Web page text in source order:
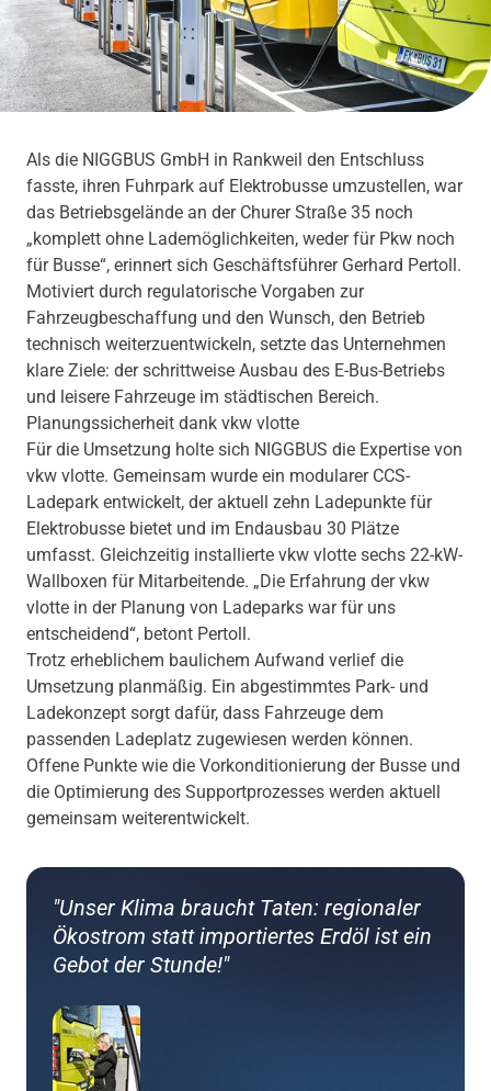
Als die NIGGBUS GmbH in Rankweil den Entschluss
fasste, ihren Fuhrpark auf Elektrobusse umzustellen, war
das Betriebsgelände an der Churer Straße 35 noch
„komplett ohne Lademöglichkeiten, weder für Pkw noch
für Busse“, erinnert sich Geschäftsführer Gerhard Pertoll.
Motiviert durch regulatorische Vorgaben zur
Fahrzeugbeschaffung und den Wunsch, den Betrieb
technisch weiterzuentwickeln, setzte das Unternehmen
klare Ziele: der schrittweise Ausbau des E-Bus-Betriebs
und leisere Fahrzeuge im städtischen Bereich.
Planungssicherheit dank vkw vlotte
Für die Umsetzung holte sich NIGGBUS die Expertise von
vkw vlotte. Gemeinsam wurde ein modularer CCS-
Ladepark entwickelt, der aktuell zehn Ladepunkte für
Elektrobusse bietet und im Endausbau 30 Plätze
umfasst. Gleichzeitig installierte vkw vlotte sechs 22-kW-
Wallboxen für Mitarbeitende. „Die Erfahrung der vkw
vlotte in der Planung von Ladeparks war für uns
entscheidend“, betont Pertoll.
Trotz erheblichem baulichem Aufwand verlief die
Umsetzung planmäßig. Ein abgestimmtes Park- und
Ladekonzept sorgt dafür, dass Fahrzeuge dem
passenden Ladeplatz zugewiesen werden können.
Offene Punkte wie die Vorkonditionierung der Busse und
die Optimierung des Supportprozesses werden aktuell
gemeinsam weiterentwickelt.
"Unser Klima braucht Taten: regionaler
Ökostrom statt importiertes Erdöl ist ein
Gebot der Stunde!"